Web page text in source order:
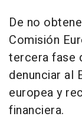
De no
Comisión
tercera fase
denunciar al
europea y
financiera.